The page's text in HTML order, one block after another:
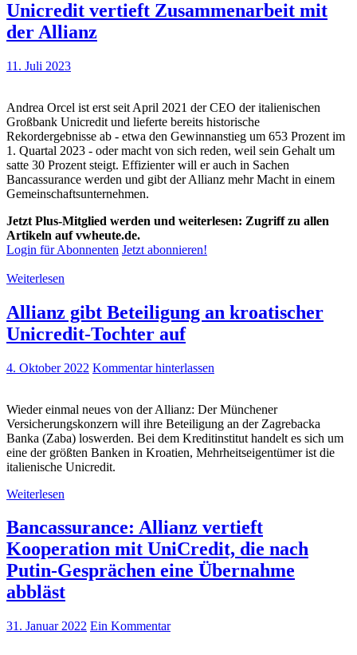
Unicredit vertieft Zusammenarbeit mit
der Allianz
11. Juli 2023
Andrea Orcel ist erst seit April 2021 der CEO der italienischen
Großbank Unicredit und lieferte bereits historische
Rekordergebnisse ab - etwa den Gewinnanstieg um 653 Prozent im
1. Quartal 2023 - oder macht von sich reden, weil sein Gehalt um
satte 30 Prozent steigt. Effizienter will er auch in Sachen
Bancassurance werden und gibt der Allianz mehr Macht in einem
Gemeinschaftsunternehmen.
Jetzt Plus-Mitglied werden und weiterlesen: Zugriff zu allen
Artikeln auf vwheute.de.
Login für Abonnenten Jetzt abonnieren!
Weiterlesen
Allianz gibt Beteiligung an kroatischer
Unicredit-Tochter auf
4. Oktober 2022 Kommentar hinterlassen
Wieder einmal neues von der Allianz: Der Münchener
Versicherungskonzern will ihre Beteiligung an der Zagrebacka
Banka (Zaba) loswerden. Bei dem Kreditinstitut handelt es sich um
eine der größten Banken in Kroatien, Mehrheitseigentümer ist die
italienische Unicredit.
Weiterlesen
Bancassurance: Allianz vertieft
Kooperation mit UniCredit, die nach
Putin-Gesprächen eine Übernahme
abbläst
31. Januar 2022 Ein Kommentar